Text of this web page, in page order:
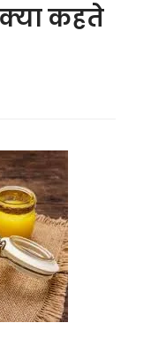
कहते